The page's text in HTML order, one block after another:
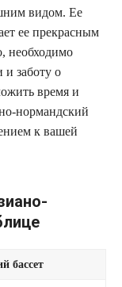
видом. Ее
ее прекрасным
необходимо
и заботу о
время и
нормандский
к вашей
бассет